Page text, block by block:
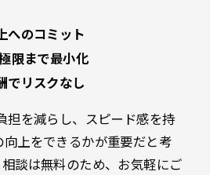
のコミット
限まで最小化
でリスクなし
担を減らし、スピード感を持
向上をできるかが重要だと考
談は無料のため、お気軽にご